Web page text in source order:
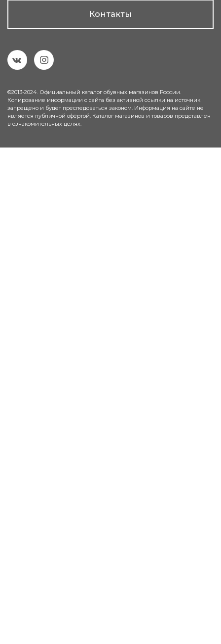
Контакты
©2013-2024. Официальный каталог обувных магазинов России.
Копирование информации с сайта без активной ссылки на источник
запрещено и будет преследоваться законом. Информация на сайте не
является публичной офёртой. Каталог магазинов и товаров представлен
в ознакомительных целях.